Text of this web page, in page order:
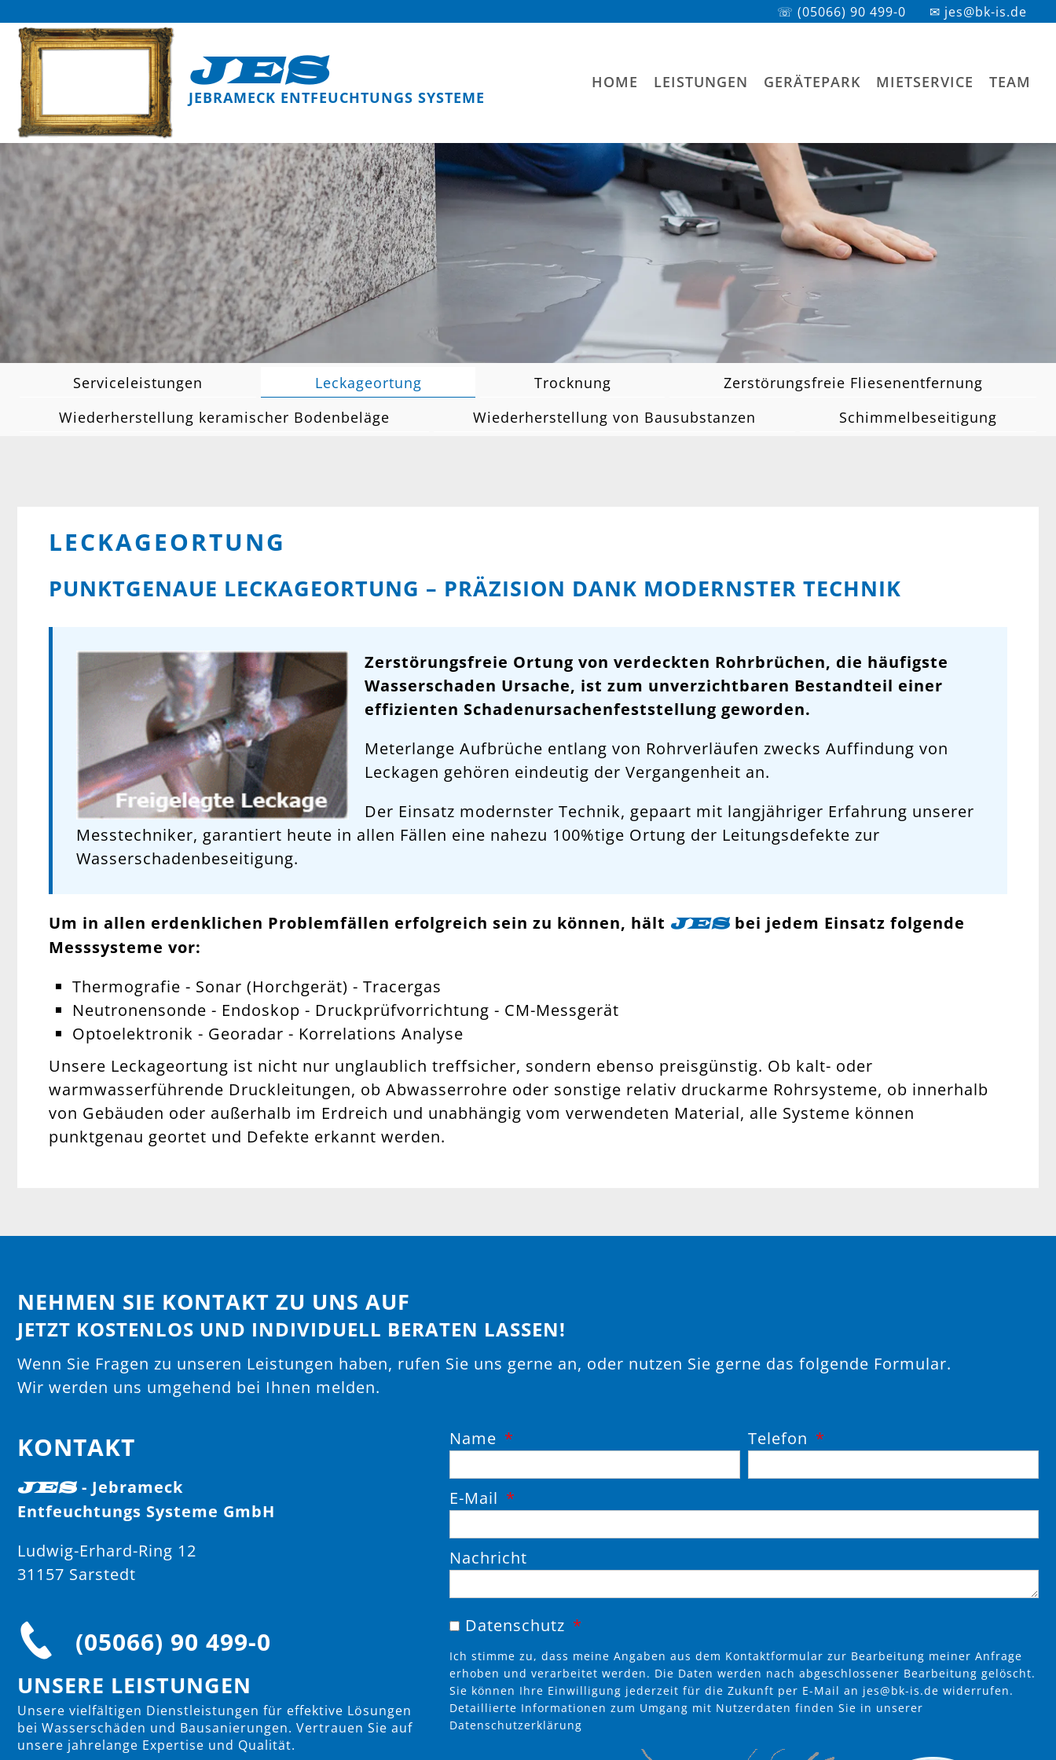
☏ (05066) 90 499-0 ✉ jes@bk-is.de
JES
JEBRAMECK ENTFEUCHTUNGS SYSTEME
HOME LEISTUNGEN GERÄTEPARK MIETSERVICE TEAM
Serviceleistungen Leckageortung Trocknung
Zerstörungsfreie Fliesenentfernung
Wiederherstellung keramischer Bodenbeläge
Wiederherstellung von Bausubstanzen Schimmelbeseitigung
LECKAGEORTUNG
PUNKTGENAUE LECKAGEORTUNG – PRÄZISION DANK MODERNSTER TECHNIK
Zerstörungsfreie Ortung von verdeckten Rohrbrüchen, die häufigste
Wasserschaden Ursache, ist zum unverzichtbaren Bestandteil einer
effizienten Schadenursachenfeststellung geworden.
Meterlange Aufbrüche entlang von Rohrverläufen zwecks Auffindung von
Leckagen gehören eindeutig der Vergangenheit an.
Der Einsatz modernster Technik, gepaart mit langjähriger Erfahrung unserer
Messtechniker, garantiert heute in allen Fällen eine nahezu 100%tige Ortung der Leitungsdefekte zur
Wasserschadenbeseitigung.
Um in allen erdenklichen Problemfällen erfolgreich sein zu können, hält JES bei jedem Einsatz folgende
Messsysteme vor:
Thermografie - Sonar (Horchgerät) - Tracergas
Neutronensonde - Endoskop - Druckprüfvorrichtung - CM-Messgerät
Optoelektronik - Georadar - Korrelations Analyse
Unsere Leckageortung ist nicht nur unglaublich treffsicher, sondern ebenso preisgünstig. Ob kalt- oder
warmwasserführende Druckleitungen, ob Abwasserrohre oder sonstige relativ druckarme Rohrsysteme, ob innerhalb
von Gebäuden oder außerhalb im Erdreich und unabhängig vom verwendeten Material, alle Systeme können
punktgenau geortet und Defekte erkannt werden.
NEHMEN SIE KONTAKT ZU UNS AUF
JETZT KOSTENLOS UND INDIVIDUELL BERATEN LASSEN!
Wenn Sie Fragen zu unseren Leistungen haben, rufen Sie uns gerne an, oder nutzen Sie gerne das folgende Formular.
Wir werden uns umgehend bei Ihnen melden.
KONTAKT
JES - Jebrameck
Entfeuchtungs Systeme GmbH
Ludwig-Erhard-Ring 12
31157 Sarstedt
(05066) 90 499-0
UNSERE LEISTUNGEN
Unsere vielfältigen Dienstleistungen für effektive Lösungen
bei Wasserschäden und Bausanierungen. Vertrauen Sie auf
unsere jahrelange Expertise und Qualität.
Name Telefon
E-Mail
Nachricht
Datenschutz
Ich stimme zu, dass meine Angaben aus dem Kontaktformular zur Bearbeitung meiner Anfrage
erhoben und verarbeitet werden. Die Daten werden nach abgeschlossener Bearbeitung gelöscht.
Sie können Ihre Einwilligung jederzeit für die Zukunft per E-Mail an jes@bk-is.de widerrufen.
Detaillierte Informationen zum Umgang mit Nutzerdaten finden Sie in unserer
Datenschutzerklärung